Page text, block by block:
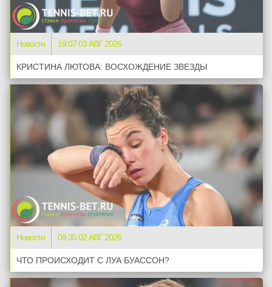
Новости 19:07 03 АВГ 2026
КРИСТИНА ЛЮТОВА: ВОСХОЖДЕНИЕ ЗВЕЗДЫ
Новости 09:35 02 АВГ 2026
ЧТО ПРОИСХОДИТ С ЛУА БУАССОН?